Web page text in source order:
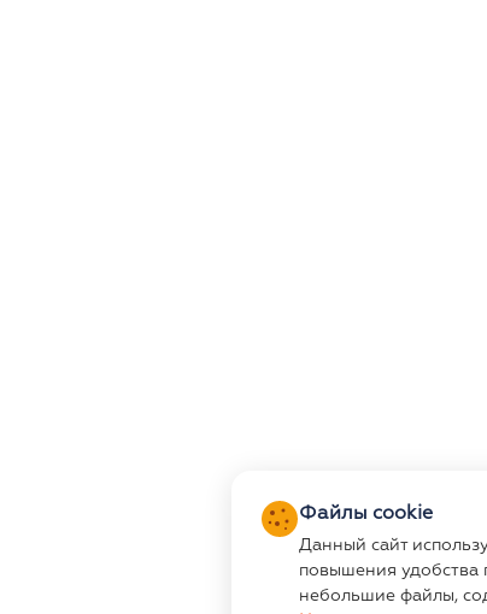
Файлы cookie
Данный сайт
повышения удобства
небольшие файлы,